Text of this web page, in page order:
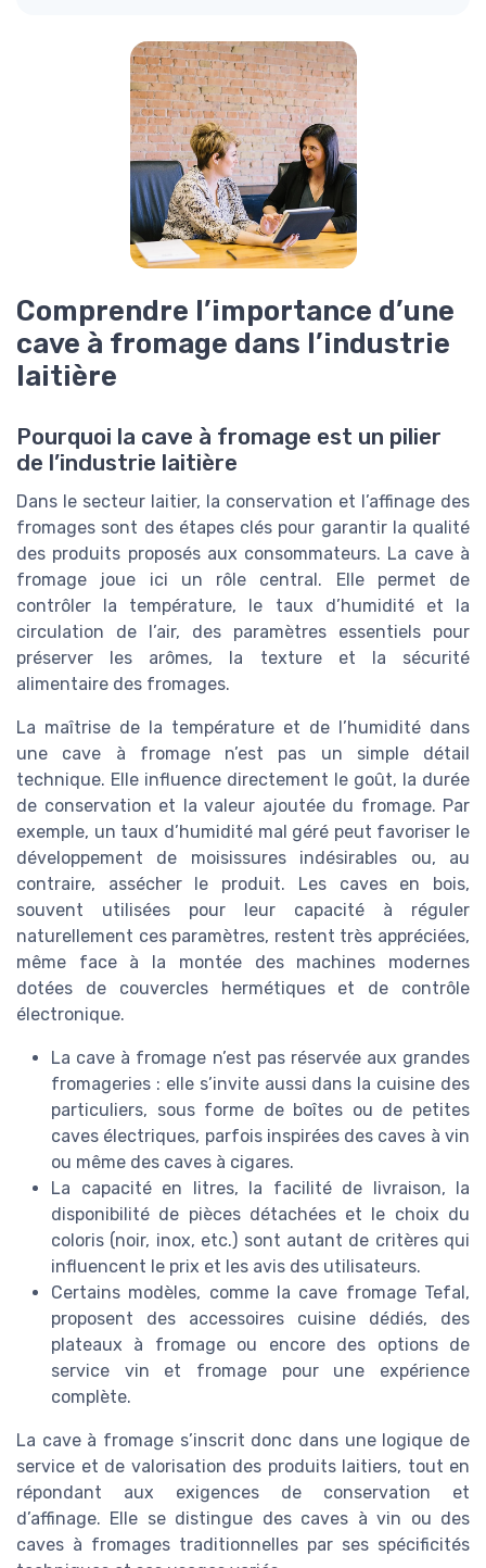
Comprendre l’importance d’une
cave à fromage dans l’industrie
laitière
Pourquoi la cave à fromage est un pilier
de l’industrie laitière
Dans le secteur laitier, la conservation et l’affinage des
fromages sont des étapes clés pour garantir la qualité
des produits proposés aux consommateurs. La cave à
fromage joue ici un rôle central. Elle permet de
contrôler la température, le taux d’humidité et la
circulation de l’air, des paramètres essentiels pour
préserver les arômes, la texture et la sécurité
alimentaire des fromages.
La maîtrise de la température et de l’humidité dans
une cave à fromage n’est pas un simple détail
technique. Elle influence directement le goût, la durée
de conservation et la valeur ajoutée du fromage. Par
exemple, un taux d’humidité mal géré peut favoriser le
développement de moisissures indésirables ou, au
contraire, assécher le produit. Les caves en bois,
souvent utilisées pour leur capacité à réguler
naturellement ces paramètres, restent très appréciées,
même face à la montée des machines modernes
dotées de couvercles hermétiques et de contrôle
électronique.
La cave à fromage n’est pas réservée aux grandes
fromageries : elle s’invite aussi dans la cuisine des
particuliers, sous forme de boîtes ou de petites
caves électriques, parfois inspirées des caves à vin
ou même des caves à cigares.
La capacité en litres, la facilité de livraison, la
disponibilité de pièces détachées et le choix du
coloris (noir, inox, etc.) sont autant de critères qui
influencent le prix et les avis des utilisateurs.
Certains modèles, comme la cave fromage Tefal,
proposent des accessoires cuisine dédiés, des
plateaux à fromage ou encore des options de
service vin et fromage pour une expérience
complète.
La cave à fromage s’inscrit donc dans une logique de
service et de valorisation des produits laitiers, tout en
répondant aux exigences de conservation et
d’affinage. Elle se distingue des caves à vin ou des
caves à fromages traditionnelles par ses spécificités